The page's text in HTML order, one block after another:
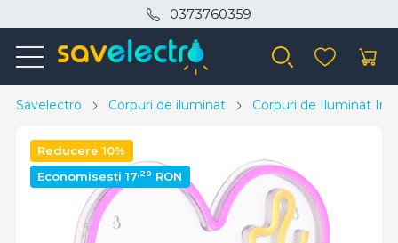
0373760359
Savelectro Corpuri de iluminat Corpuri de Iluminat
Reducere 10%
Economisesti 17 ,20 RON